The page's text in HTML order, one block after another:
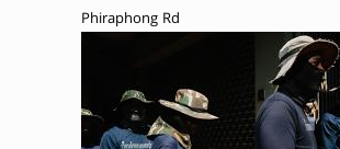
Phiraphong Rd